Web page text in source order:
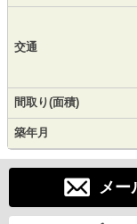
交通
間取り(面積)
築年月
メー